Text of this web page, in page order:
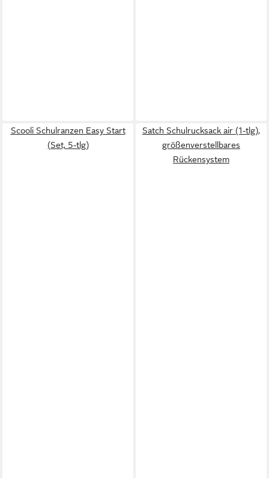
Scooli Schulranzen Easy Start
(Set, 5-tlg)
Satch Schulrucksack air (1-tlg),
größenverstellbares
Rückensystem